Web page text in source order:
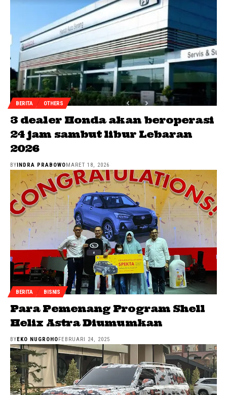
BERITA OTHERS
3 dealer Honda akan beroperasi
24 jam sambut libur Lebaran
2026
BY INDRA PRABOWO MARET 18, 2026
BERITA BISNIS
Para Pemenang Program Shell
Helix Astra Diumumkan
BYEKO NUGROHOFEBRUARI 24, 2025